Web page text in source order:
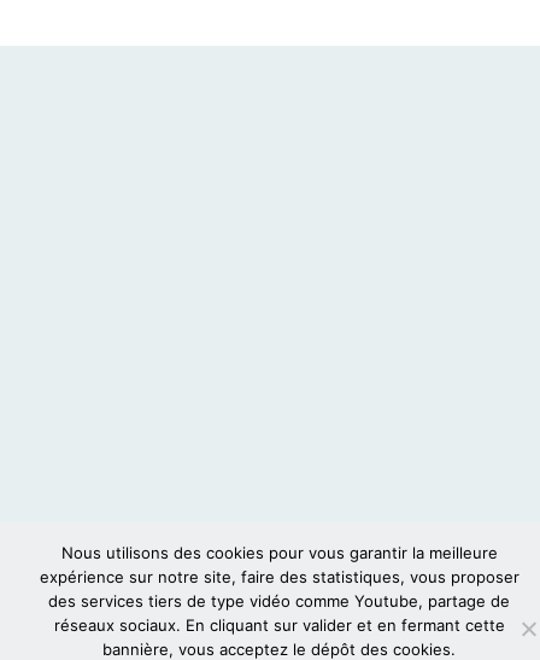
Nous utilisons des cookies pour vous garantir la meilleure
expérience sur notre site, faire des statistiques, vous proposer
des services tiers de type vidéo comme Youtube, partage de
réseaux sociaux. En cliquant sur valider et en fermant cette
bannière, vous acceptez le dépôt des cookies.